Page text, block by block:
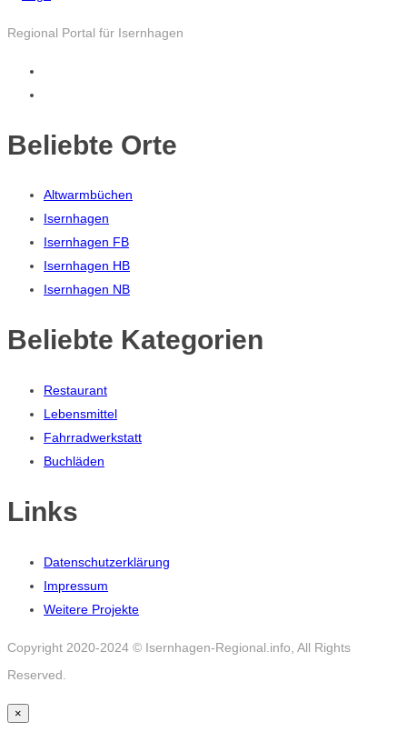
Regional Portal für Isernhagen
Beliebte Orte
Altwarmbüchen
Isernhagen
Isernhagen FB
Isernhagen HB
Isernhagen NB
Beliebte Kategorien
Restaurant
Lebensmittel
Fahrradwerkstatt
Buchläden
Links
Datenschutzerklärung
Impressum
Weitere Projekte
Copyright 2020-2024 © Isernhagen-Regional.info, All Rights
Reserved.
×